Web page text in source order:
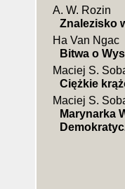
A. W. Rozin
Znalezisko
Ha Van Ngac
Bitwa o
Maciej S.
Ciężkie
Maciej S.
Marynarka